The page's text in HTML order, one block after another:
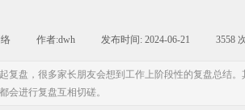
作者:dwh 发布时间: 2024-06-21 3558
复盘，很多家长朋友会想到工作上阶段性的复盘总结
会进行复盘互相切磋。